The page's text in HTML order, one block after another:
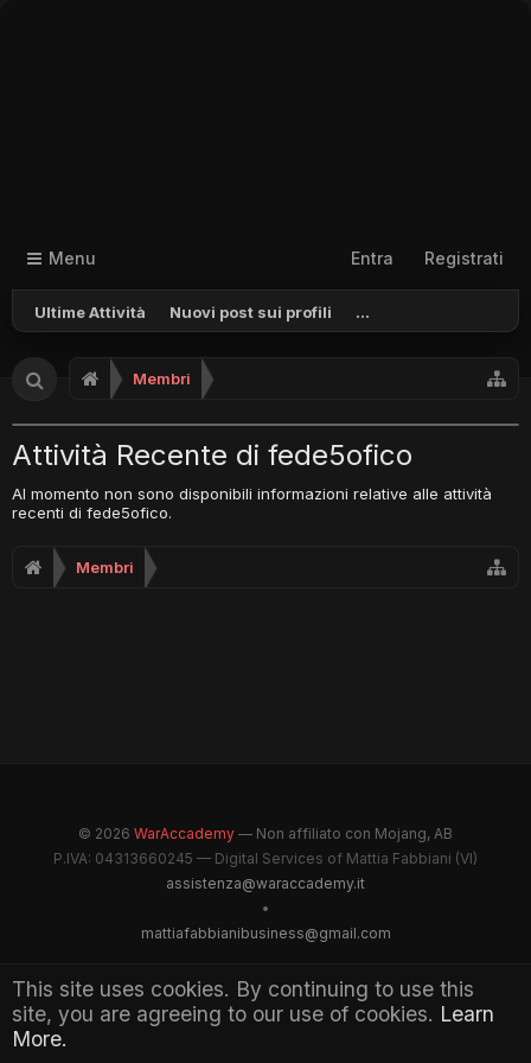
Menu
Ultime Attività Nuovi post sui profili ...
Entra Registrati
Membri
This site uses cookies. By continuing to use this
site, you are agreeing to our use of cookies. Learn
More.
Attività Recente di fede5ofico
Al momento non sono disponibili informazioni relative alle attività
recenti di fede5ofico.
Membri
© 2026 WarAccademy — Non affiliato con Mojang, AB
P.IVA: 04313660245 — Digital Services of Mattia Fabbiani (VI)
assistenza@waraccademy.it
•
mattiafabbianibusiness@gmail.com
@GhostFabbyz
Maintained by WarAccademy Administrators